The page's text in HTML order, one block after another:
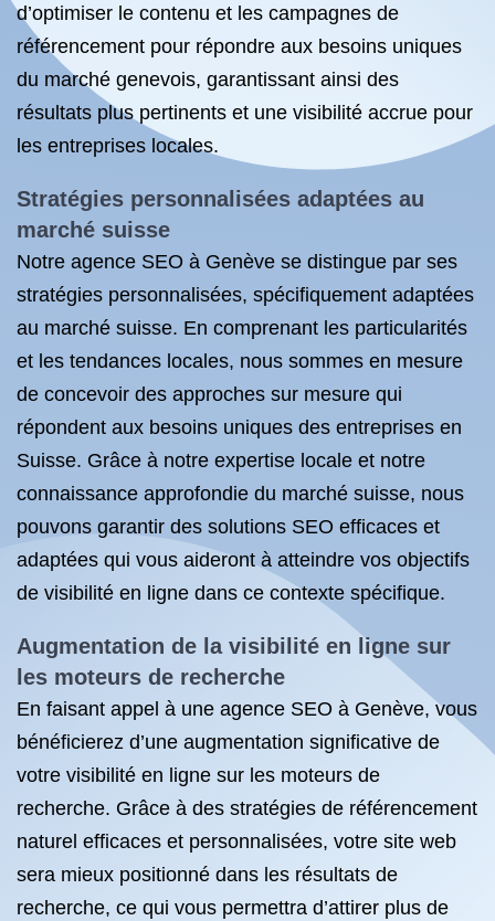
d’optimiser le contenu et les campagnes de
référencement pour répondre aux besoins uniques
du marché genevois, garantissant ainsi des
résultats plus pertinents et une visibilité accrue pour
les entreprises locales.
Stratégies personnalisées adaptées au
marché suisse
Notre agence SEO à Genève se distingue par ses
stratégies personnalisées, spécifiquement adaptées
au marché suisse. En comprenant les particularités
et les tendances locales, nous sommes en mesure
de concevoir des approches sur mesure qui
répondent aux besoins uniques des entreprises en
Suisse. Grâce à notre expertise locale et notre
connaissance approfondie du marché suisse, nous
pouvons garantir des solutions SEO efficaces et
adaptées qui vous aideront à atteindre vos objectifs
de visibilité en ligne dans ce contexte spécifique.
Augmentation de la visibilité en ligne sur
les moteurs de recherche
En faisant appel à une agence SEO à Genève, vous
bénéficierez d’une augmentation significative de
votre visibilité en ligne sur les moteurs de
recherche. Grâce à des stratégies de référencement
naturel efficaces et personnalisées, votre site web
sera mieux positionné dans les résultats de
recherche, ce qui vous permettra d’attirer plus de